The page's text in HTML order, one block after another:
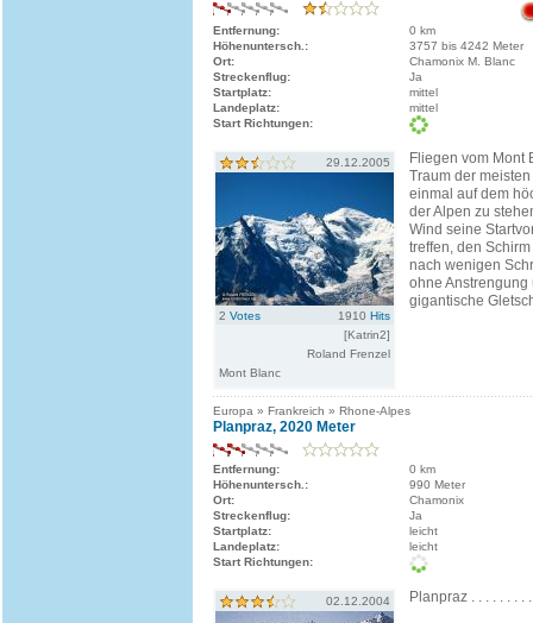
Entfernung:
0 km
Höhenuntersch.:
3757 bis 4242 Meter
Ort:
Chamonix M. Blanc
Streckenflug:
Ja
Startplatz:
mittel
Landeplatz:
mittel
Start Richtungen:
29.12.2005
2 Votes 1910 Hits
[Katrin2]
Roland Frenzel
Mont Blanc
Fliegen vom Mont
Traum der
einmal auf dem
der Alpen zu
Wind seine
treffen, den
nach wenigen
ohne Anstrengung
gigantische
Europa » Frankreich » Rhone-Alpes
Planpraz, 2020 Meter
Entfernung:
0 km
Höhenuntersch.:
990 Meter
Ort:
Chamonix
Streckenflug:
Ja
Startplatz:
leicht
Landeplatz:
leicht
Start Richtungen:
02.12.2004 Planpraz . . . . . . . .